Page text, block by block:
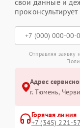
свои данные и
проконсультирует
Отправляя заявку
Адрес
г. Тюмень,
Горячая линия
+7 (345) 221-